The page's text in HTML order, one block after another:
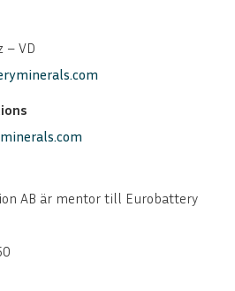
– VD
AB är mentor till Eurobattery